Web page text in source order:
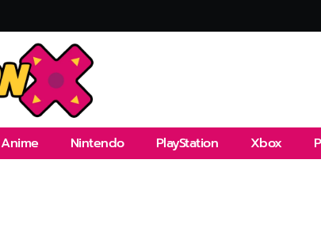
Anime Nintendo PlayStation Xbox